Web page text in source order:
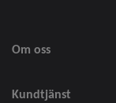
Om oss
Kundtjänst